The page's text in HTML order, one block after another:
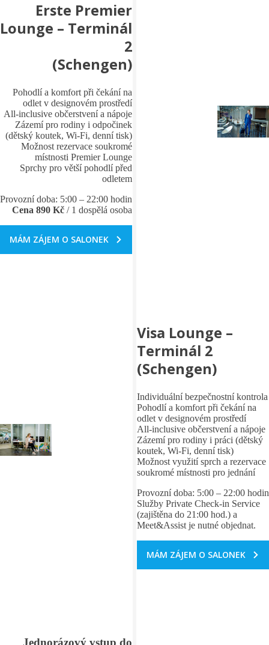
Erste Premier
Lounge – Terminál
2
(Schengen)
Pohodlí a komfort při čekání na
odlet v designovém prostředí
All-inclusive občerstvení a nápoje
Zázemí pro rodiny i odpočinek
(dětský koutek, Wi‑Fi, denní tisk)
Možnost rezervace soukromé
místnosti Premier Lounge
Sprchy pro větší pohodlí před
odletem
Provozní doba: 5:00 – 22:00 hodin
Cena 890 Kč / 1 dospělá osoba
MÁM ZÁJEM O SALONEK
Visa Lounge –
Terminál 2
(Schengen)
Individuální bezpečnostní kontrola
Pohodlí a komfort při čekání na
odlet v designovém prostředí
All-inclusive občerstvení a nápoje
Zázemí pro rodiny i práci (dětský
koutek, Wi‑Fi, denní tisk)
Možnost využití sprch a rezervace
soukromé místnosti pro jednání
Provozní doba: 5:00 – 22:00 hodin
Služby Private Check-in Service
(zajištěna do 21:00 hod.) a
Meet&Assist je nutné objednat.
MÁM ZÁJEM O SALONEK
Jednorázový vstup do